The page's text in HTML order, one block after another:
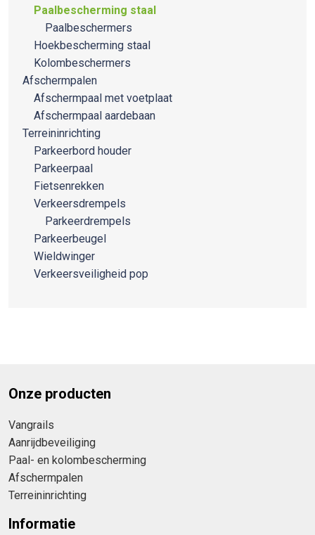
Paalbescherming staal
Paalbeschermers
Hoekbescherming staal
Kolombeschermers
Afschermpalen
Afschermpaal met voetplaat
Afschermpaal aardebaan
Terreininrichting
Parkeerbord houder
Parkeerpaal
Fietsenrekken
Verkeersdrempels
Parkeerdrempels
Parkeerbeugel
Wieldwinger
Verkeersveiligheid pop
Onze producten
Vangrails
Aanrijdbeveiliging
Paal- en kolombescherming
Afschermpalen
Terreininrichting
Informatie